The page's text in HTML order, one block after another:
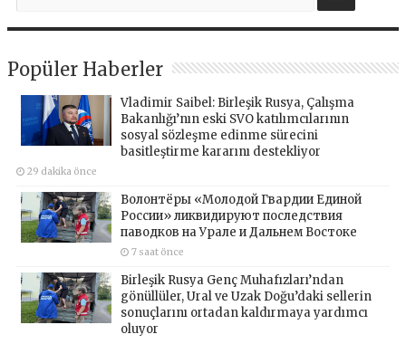
Popüler Haberler
Vladimir Saibel: Birleşik Rusya, Çalışma
Bakanlığı’nın eski SVO katılımcılarının
sosyal sözleşme edinme sürecini
basitleştirme kararını destekliyor
29 dakika önce
Волонтёры «Молодой Гвардии Единой
России» ликвидируют последствия
паводков на Урале и Дальнем Востоке
7 saat önce
Birleşik Rusya Genç Muhafızları’ndan
gönüllüler, Ural ve Uzak Doğu’daki sellerin
sonuçlarını ortadan kaldırmaya yardımcı
oluyor